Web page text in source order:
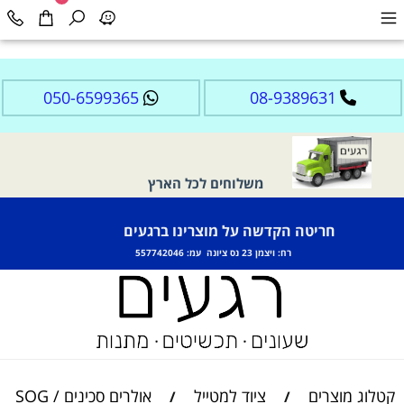
08-9389631
050-6599365
משלוחים לכל הארץ
חריטה הקדשה על מוצרינו ברגעים
רח: ויצמן 23 נס ציונה עמ: 557742046
קטלוג מוצרים / ציוד למטייל / אולרים סכינים SOG /